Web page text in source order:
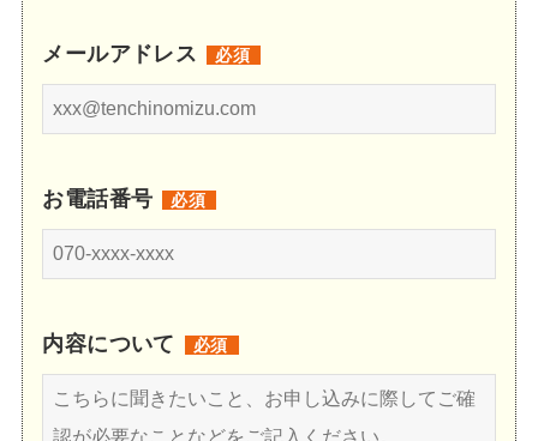
メールアドレス 必須
お電話番号 必須
内容について 必須